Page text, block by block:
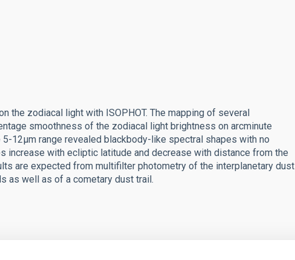
the zodiacal light with ISOPHOT. The mapping of several
smoothness of the zodiacal light brightness on arcminute
12μm range revealed blackbody-like spectral shapes with no
increase with ecliptic latitude and decrease with distance from the
are expected from multifilter photometry of the interplanetary dust
as well as of a cometary dust trail.